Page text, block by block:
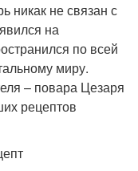
никак не связан с
на
по всей
миру.
– повара Цезаря
рецептов